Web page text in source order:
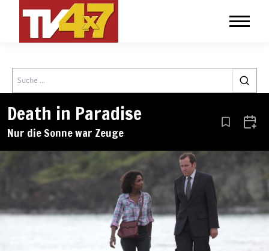
Search
Death in Paradise
Nur die Sonne war Zeuge Aus den